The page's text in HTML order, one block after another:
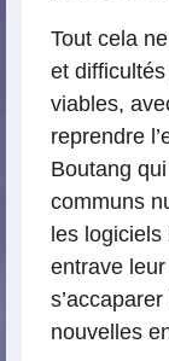
Tout cela
et
viables,
reprendre
Boutang
communs
les logiciels
entrave
nouvelles